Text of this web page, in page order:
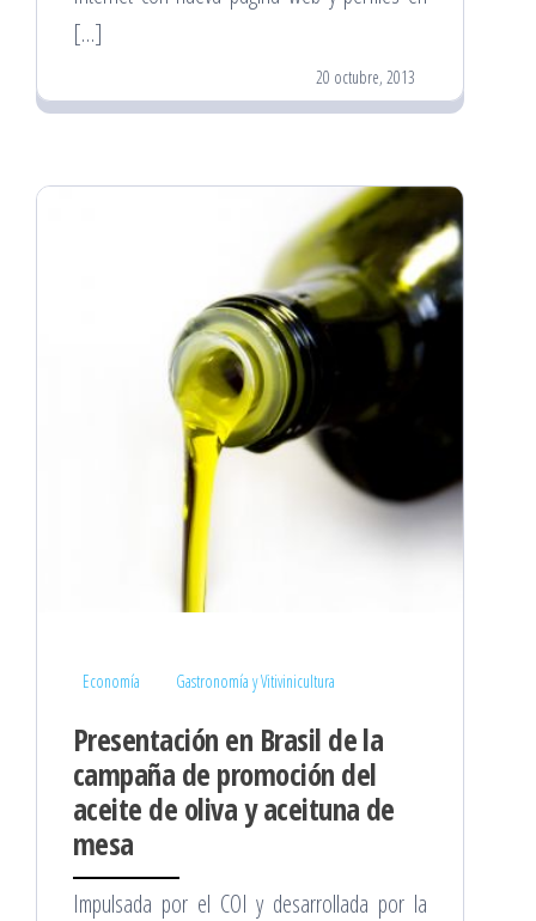
[…]
20 octubre, 2013
Economía Gastronomía y Vitivinicultura
Presentación en Brasil de la
campaña de promoción del
aceite de oliva y aceituna de
mesa
Impulsada por el COI y desarrollada por la